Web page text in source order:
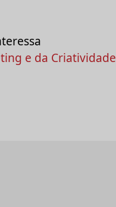
e da Criatividade